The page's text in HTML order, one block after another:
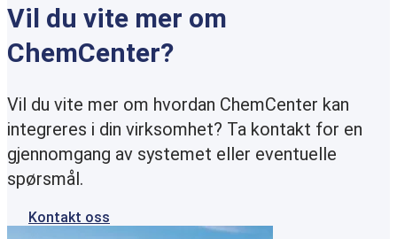
Vil du vite mer om
ChemCenter?
Vil du vite mer om hvordan ChemCenter kan
integreres i din virksomhet? Ta kontakt for en
gjennomgang av systemet eller eventuelle
spørsmål.
Kontakt oss